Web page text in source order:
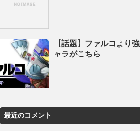
【話題】ファルコより
ャラがこちら
最近のコメント